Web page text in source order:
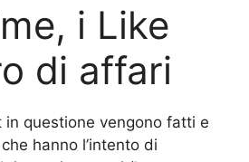
i Like
di affari
in questione vengono fatti e
hanno l’intento di